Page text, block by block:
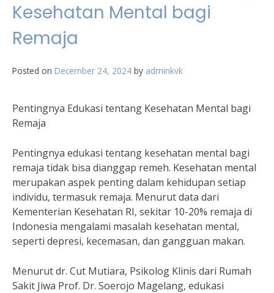
Kesehatan Mental bagi
Remaja
Posted on December 24, 2024 by adminkvk
Pentingnya Edukasi tentang Kesehatan Mental bagi
Remaja
Pentingnya edukasi tentang kesehatan mental bagi
remaja tidak bisa dianggap remeh. Kesehatan mental
merupakan aspek penting dalam kehidupan setiap
individu, termasuk remaja. Menurut data dari
Kementerian Kesehatan RI, sekitar 10-20% remaja di
Indonesia mengalami masalah kesehatan mental,
seperti depresi, kecemasan, dan gangguan makan.
Menurut dr. Cut Mutiara, Psikolog Klinis dari Rumah
Sakit Jiwa Prof. Dr. Soerojo Magelang, edukasi